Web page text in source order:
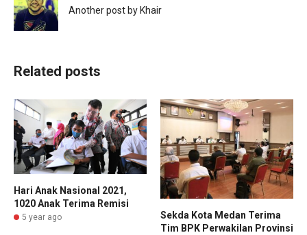
Another post by Khair
Related posts
Hari Anak Nasional 2021,
1020 Anak Terima Remisi
5 year ago
Sekda Kota Medan Terima
Tim BPK Perwakilan Provinsi